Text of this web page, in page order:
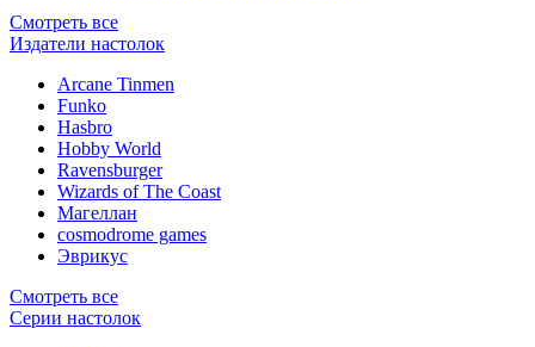
Смотреть все
Издатели настолок
Arcane Tinmen
Funko
Hasbro
Hobby World
Ravensburger
Wizards of The Coast
Магеллан
сosmodrome games
Эврикус
Смотреть все
Серии настолок